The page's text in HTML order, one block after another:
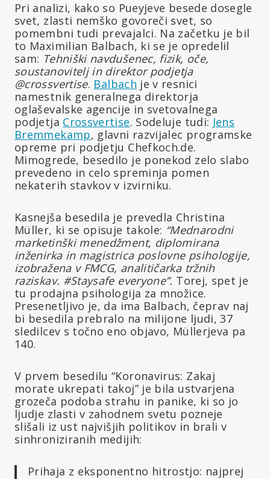
Pri analizi, kako so Pueyjeve besede dosegle
svet, zlasti nemško govoreči svet, so
pomembni tudi prevajalci. Na začetku je bil
to Maximilian Balbach, ki se je opredelil
sam: Tehniški navdušenec, fizik, oče,
soustanovitelj in direktor podjetja
@crossvertise. Balbach je v resnici
namestnik generalnega direktorja
oglaševalske agencije in svetovalnega
podjetja Crossvertise. Sodeluje tudi: Jens
Bremmekamp, glavni razvijalec programske
opreme pri podjetju Chefkoch.de.
Mimogrede, besedilo je ponekod zelo slabo
prevedeno in celo spreminja pomen
nekaterih stavkov v izvirniku.
Kasnejša besedila je prevedla Christina
Müller, ki se opisuje takole: “Mednarodni
marketinški menedžment, diplomirana
inženirka in magistrica poslovne psihologije,
izobražena v FMCG, analitičarka tržnih
raziskav. #Staysafe everyone”. Torej, spet je
tu prodajna psihologija za množice.
Presenetljivo je, da ima Balbach, čeprav naj
bi besedila prebralo na milijone ljudi, 37
sledilcev s točno eno objavo, Müllerjeva pa
140.
V prvem besedilu “Koronavirus: Zakaj
morate ukrepati takoj” je bila ustvarjena
grozeča podoba strahu in panike, ki so jo
ljudje zlasti v zahodnem svetu pozneje
slišali iz ust najvišjih politikov in brali v
sinhroniziranih medijih:
Prihaja z eksponentno hitrostjo: najprej